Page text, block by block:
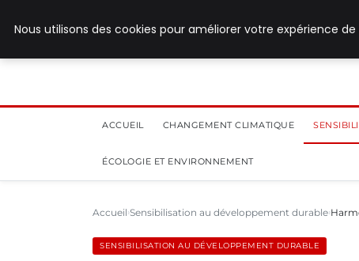
ACCUEIL CHANGEMENT CLIMATIQUE
ÉCOLOGIE ET ENVIRONNEMENT
Accueil Sensibilisation au développement durable
SENSIBILISATION AU DÉVELOPPEMENT DURABLE
Nous utilisons des cookies pour améliorer votre expérience